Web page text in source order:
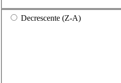
Decrescente (Z-A)